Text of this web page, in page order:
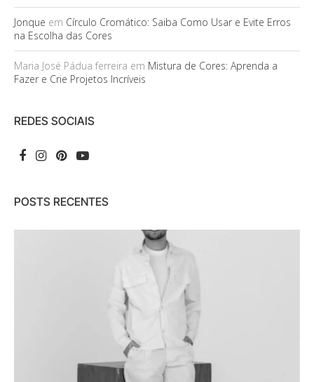
Jonque em Círculo Cromático: Saiba Como Usar e Evite Erros
na Escolha das Cores
Maria José Pádua ferreira em Mistura de Cores: Aprenda a
Fazer e Crie Projetos Incríveis
REDES SOCIAIS
POSTS RECENTES